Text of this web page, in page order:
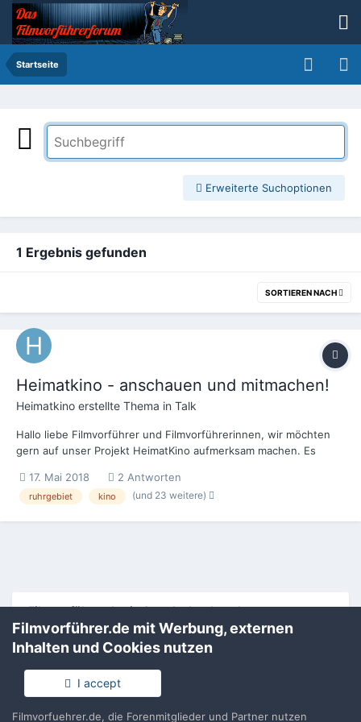
Startseite
Erweiterte Suchoptionen
1 Ergebnis gefunden
SORTIEREN NACH
Heimatkino - anschauen und mitmachen!
Heimatkino erstellte Thema in Talk
Hallo liebe Filmvorführer und Filmvorführerinnen, wir möchten
gern auf unser Projekt HeimatKino aufmerksam machen. Es
Kino im Ruhrgebiet. Sieben sinnliche Kurzfilme zu sieben ganz
unterschiedlichen Kinotypen. Die Pr...
17. Mai 2018 2 Antworten
ruhrgebiet kino (und 23 weitere)
Filmvorführer.de via Google durchsuchen:
Sprache
Impressum / Datenschutzerklärung
Nutzungsbedingungen
Filmvorführer.de mit Werbung, externen
Inhalten und Cookies nutzen
I accept
Filmvorfuehrer.de, die Forenmitglieder und Partner nutzen